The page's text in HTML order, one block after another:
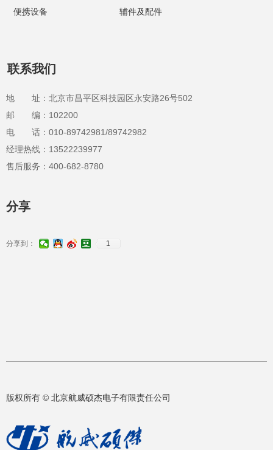
版权所有 © 北京航威硕杰电子有限责任公司
分享
分享到： 1
便携设备 辅件及配件
地 址：北京市昌平区科技园区永安路26号502
邮 编：102200
电 话：010-89742981/89742982
经理热线：13522239977
售后服务：400-682-8780
联系我们